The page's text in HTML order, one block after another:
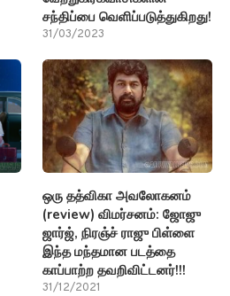
சந்திப்பை வெளிப்படுத்துகிறது!
31/03/2023
ஒரு தத்விகா அவலோகனம்
(review) விமர்சனம்: ஜோஜு
ஜார்ஜ், நிரஞ்ச் ராஜு பிள்ளை
இந்த மந்தமான படத்தை
காப்பாற்ற தவறிவிட்டனர்!!!
31/12/2021